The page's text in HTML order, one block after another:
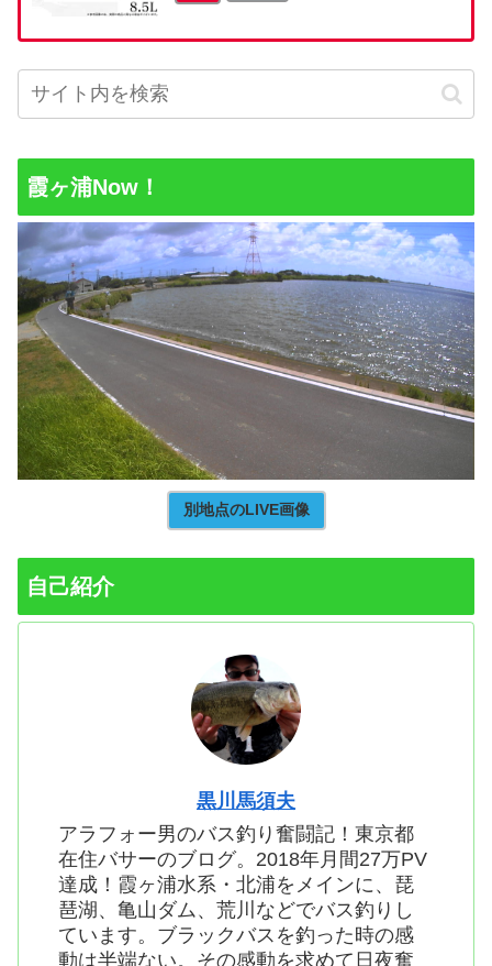
霞ヶ浦Now！
別地点のLIVE画像
自己紹介
黒川馬須夫
アラフォー男のバス釣り奮闘記！東京都
在住バサーのブログ。2018年月間27万PV
達成！霞ヶ浦水系・北浦をメインに、琵
琶湖、亀山ダム、荒川などでバス釣りし
ています。ブラックバスを釣った時の感
動は半端ない。その感動を求めて日夜奮